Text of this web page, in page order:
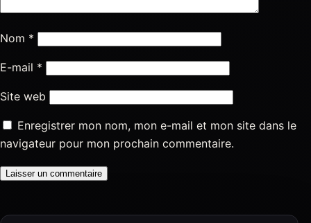
Nom *
E-mail *
Site web
Enregistrer mon nom, mon e-mail et mon site dans le
navigateur pour mon prochain commentaire.